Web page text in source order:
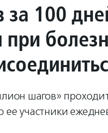
100
шагов»
ее участники